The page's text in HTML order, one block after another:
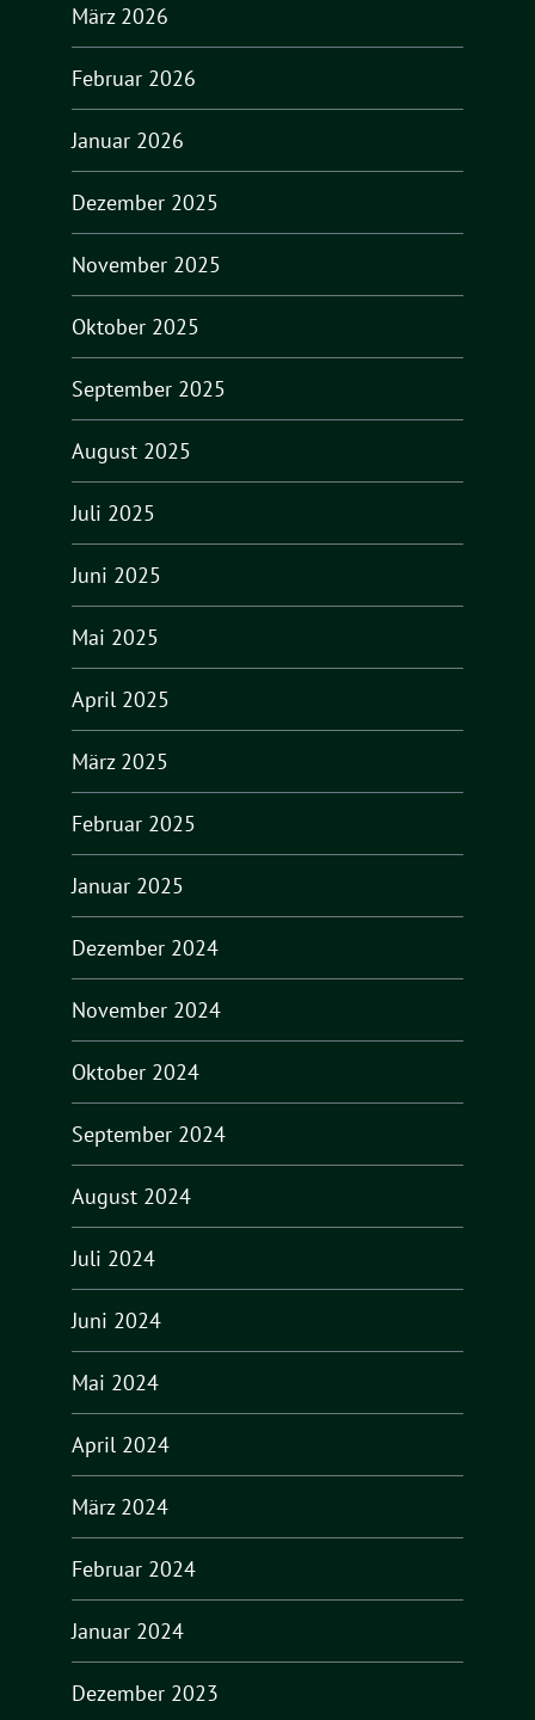
März 2026
Februar 2026
Januar 2026
Dezember 2025
November 2025
Oktober 2025
September 2025
August 2025
Juli 2025
Juni 2025
Mai 2025
April 2025
März 2025
Februar 2025
Januar 2025
Dezember 2024
November 2024
Oktober 2024
September 2024
August 2024
Juli 2024
Juni 2024
Mai 2024
April 2024
März 2024
Februar 2024
Januar 2024
Dezember 2023